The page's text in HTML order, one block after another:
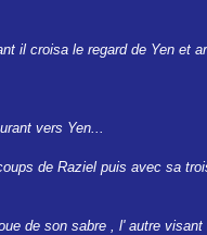
il croisa le regard de Yen et
vers Yen...
de Raziel puis avec sa
de son sabre , l' autre